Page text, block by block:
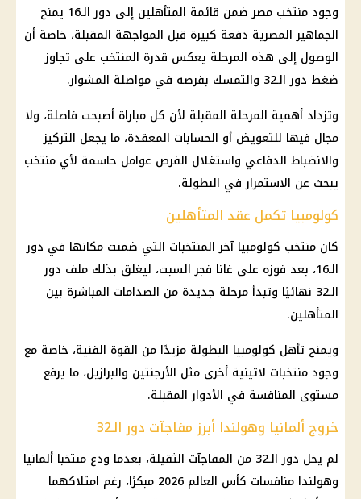
وجود منتخب مصر ضمن قائمة المتأهلين إلى دور الـ16 يمنح
الجماهير المصرية دفعة كبيرة قبل المواجهة المقبلة، خاصة أن
الوصول إلى هذه المرحلة يعكس قدرة المنتخب على تجاوز
ضغط دور الـ32 والتمسك بفرصه في مواصلة المشوار.
وتزداد أهمية المرحلة المقبلة لأن كل مباراة أصبحت فاصلة، ولا
مجال فيها للتعويض أو الحسابات المعقدة، ما يجعل التركيز
والانضباط الدفاعي واستغلال الفرص عوامل حاسمة لأي منتخب
يبحث عن الاستمرار في البطولة.
كولومبيا تكمل عقد المتأهلين
كان منتخب كولومبيا آخر المنتخبات التي ضمنت مكانها في دور
الـ16، بعد فوزه على غانا فجر السبت، ليغلق بذلك ملف دور
الـ32 نهائيًا وتبدأ مرحلة جديدة من الصدامات المباشرة بين
المتأهلين.
ويمنح تأهل كولومبيا البطولة مزيدًا من القوة الفنية، خاصة مع
وجود منتخبات لاتينية أخرى مثل الأرجنتين والبرازيل، ما يرفع
مستوى المنافسة في الأدوار المقبلة.
خروج ألمانيا وهولندا أبرز مفاجآت دور الـ32
لم يخل دور الـ32 من المفاجآت الثقيلة، بعدما ودع منتخبا ألمانيا
وهولندا منافسات كأس العالم 2026 مبكرًا، رغم امتلاكهما